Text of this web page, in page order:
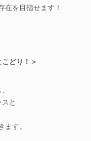
在を目指せます！
どり！＞
と
ます。